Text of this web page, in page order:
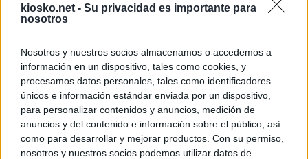
kiosko.net - Su privacidad es importante para
nosotros
Nosotros y nuestros socios almacenamos o accedemos a
información en un dispositivo, tales como cookies, y
procesamos datos personales, tales como identificadores
únicos e información estándar enviada por un dispositivo,
para personalizar contenidos y anuncios, medición de
anuncios y del contenido e información sobre el público, así
como para desarrollar y mejorar productos. Con su permiso,
nosotros y nuestros socios podemos utilizar datos de